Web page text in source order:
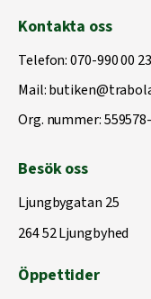
Kontakta oss
Telefon:070-990 00 23
Mail:
Org. nummer:
Besök oss
Ljungbygatan 25
264 52 Ljungbyhed
Öppettider